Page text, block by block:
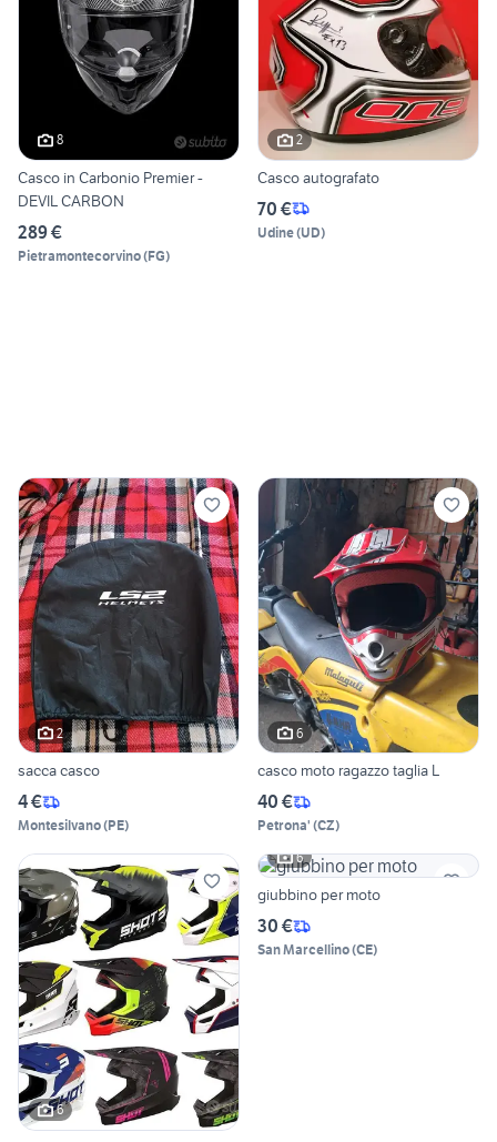
8
Casco in Carbonio Premier -
DEVIL CARBON
289 €
Pietramontecorvino(FG)
2
Casco autografato
70 €
Udine(UD)
2
sacca casco
4 €
Montesilvano(PE)
6
casco moto ragazzo taglia L
40 €
Petrona' (CZ)
6
6
giubbino per moto
30 €
San Marcellino(CE)